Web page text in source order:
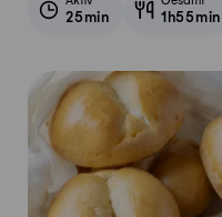
25min 1h55min